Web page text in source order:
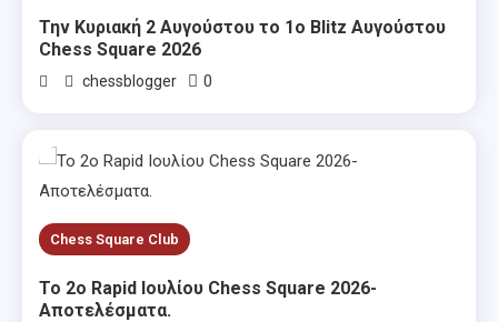
Την Κυριακή 2 Αυγούστου το 1ο Blitz Αυγούστου
Chess Square 2026
chessblogger 0
Chess Square Club
Το 2ο Rapid Ιουλίου Chess Square 2026-
Αποτελέσματα.